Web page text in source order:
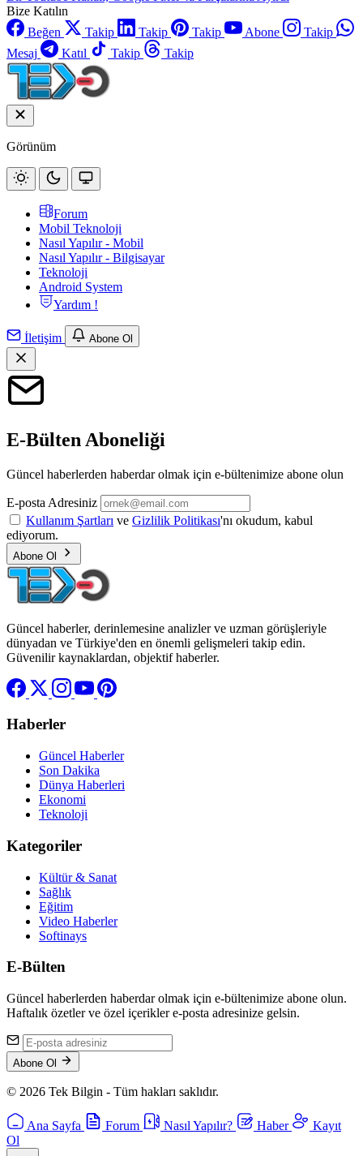
Bize Katılın
Beğen
Takip Takip Takip Abone
Takip
Mesaj
Katıl Takip Takip
Görünüm
Forum
Mobil Teknoloji
Nasıl Yapılır - Mobil
Nasıl Yapılır - Bilgisayar
Teknoloji
Android System
Yardım !
İletişim Abone Ol
E-Bülten Aboneliği
Güncel haberlerden haberdar olmak için e-bültenimize abone olun
E-posta Adresiniz
Kullanım Şartları ve Gizlilik Politikası'nı okudum, kabul
ediyorum.
Abone Ol
Güncel haberler, derinlemesine analizler ve uzman görüşleriyle
dünyadan ve Türkiye'den en önemli gelişmeleri takip edin.
Güvenilir kaynaklardan, objektif haberler.
Haberler
Güncel Haberler
Son Dakika
Dünya Haberleri
Ekonomi
Teknoloji
Kategoriler
Kültür & Sanat
Sağlık
Eğitim
Video Haberler
Softinays
E-Bülten
Güncel haberlerden haberdar olmak için e-bültenimize abone olun.
Haftalık özetler ve özel içerikler e-posta adresinize gelsin.
Abone Ol
© 2026 Tek Bilgin - Tüm hakları saklıdır.
Ana Sayfa Forum Nasıl Yapılır? Haber
Kayıt
Ol